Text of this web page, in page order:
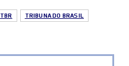
TBR TRIBUNA DO BRASIL